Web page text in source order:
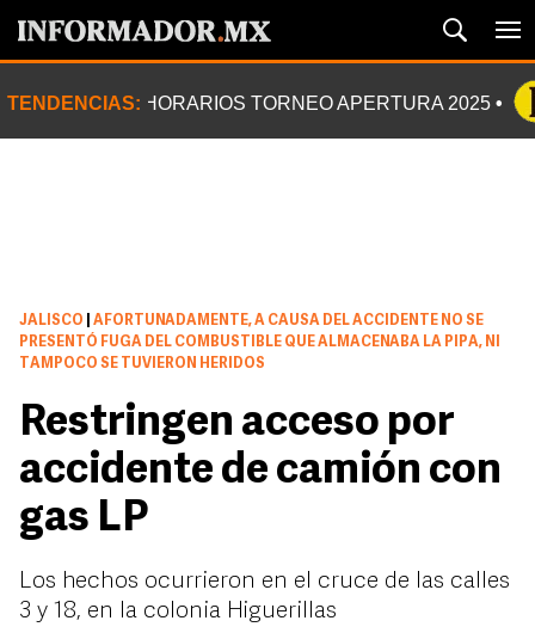
TENDENCIAS: HORARIOS TORNEO APERTURA 2025
JALISCO
AFORTUNADAMENTE, A CAUSA DEL ACCIDENTE NO SE
PRESENTÓ FUGA DEL COMBUSTIBLE QUE ALMACENABA LA PIPA, NI
TAMPOCO SE TUVIERON HERIDOS
Restringen acceso por
accidente de camión con
gas LP
Los hechos ocurrieron en el cruce de las calles
3 y 18, en la colonia Higuerillas